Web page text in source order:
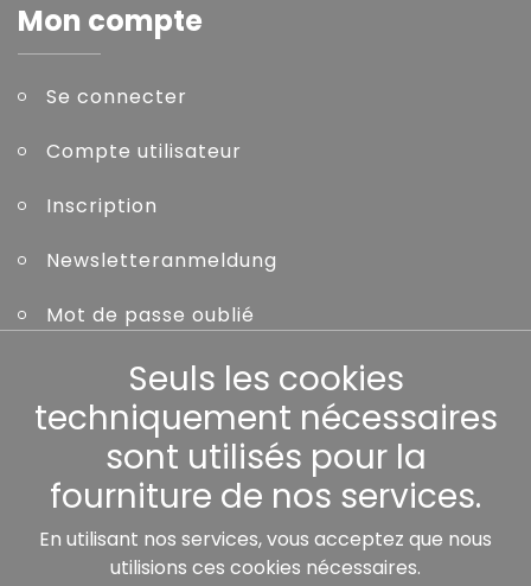
Mon compte
Se connecter
Compte utilisateur
Inscription
Newsletteranmeldung
Mot de passe oublié
Nos partenaires:
Seuls les cookies
techniquement nécessaires
sont utilisés pour la
fourniture de nos services.
En utilisant nos services, vous acceptez que nous
utilisions ces cookies nécessaires.